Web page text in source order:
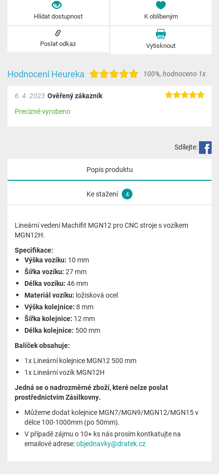
Hlídat dostupnost K oblíbeným
Poslat odkaz Vytisknout
Hodnocení Heureka 100%, hodnoceno 1x
Ověřený zákazník
6. 4. 2023
Precizně vyrobeno
Sdílejte:
Popis produktu
Ke stažení 4
Lineární vedení Machifit MGN12 pro CNC stroje s vozíkem
MGN12H.
Specifikace:
Výška vozíku: 10 mm
Šířka vozíku: 27 mm
Délka vozíku: 46 mm
Materiál vozíku: ložisková ocel
Výška kolejnice: 8 mm
Šířka kolejnice: 12 mm
Délka kolejnice: 500 mm
Balíček obsahuje:
1x Lineární kolejnice MGN12 500 mm
1x Lineární vozík MGN12H
Jedná se o nadrozměrné zboží, které nelze poslat
prostřednictvím Zásilkovny.
Můžeme dodat kolejnice MGN7/MGN9/MGN12/MGN15 v
délce 100-1000mm (po 50mm).
V případě zájmu o 10+ ks nás prosím kontkatujte na
emailové adrese:objednavky@dratek.cz